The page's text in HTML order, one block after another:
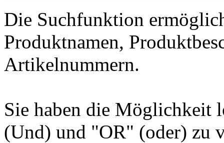
Die Suchfunktion
Produktnamen,
Artikelnummern.
Sie haben die Möglichkeit
(Und) und "OR" (oder) zu